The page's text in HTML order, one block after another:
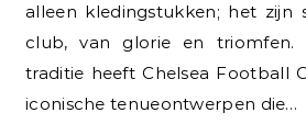
alleen kledingstukken; het zijn
club, van glorie en triomfen.
traditie heeft Chelsea Football
iconische tenueontwerpen die…